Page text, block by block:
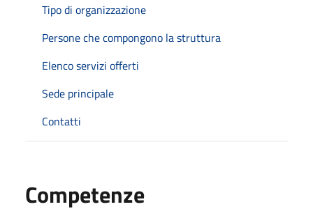
Tipo di organizzazione
Persone che compongono la struttura
Elenco servizi offerti
Sede principale
Contatti
Competenze